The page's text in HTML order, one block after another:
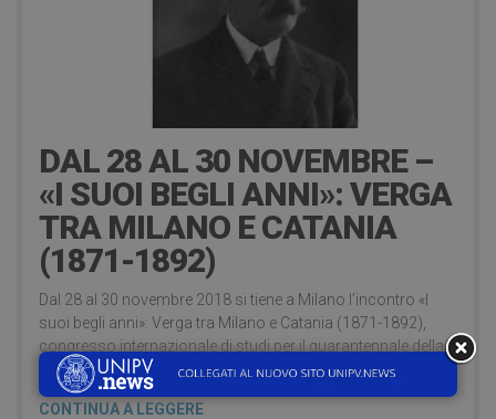
DAL 28 AL 30 NOVEMBRE –
«I SUOI BEGLI ANNI»: VERGA
TRA MILANO E CATANIA
(1871-1892)
Dal 28 al 30 novembre 2018 si tiene a Milano l’incontro «I
suoi begli anni»: Verga tra Milano e Catania (1871-1892),
congresso internazionale di studi per il quarantennale della
Fondazione Verga.
CONTINUA A LEGGERE